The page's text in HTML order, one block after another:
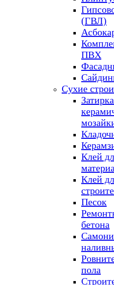
(ГВЛ)
ПВХ
Сухие
Клей
Клей
Песок
бетона
пола